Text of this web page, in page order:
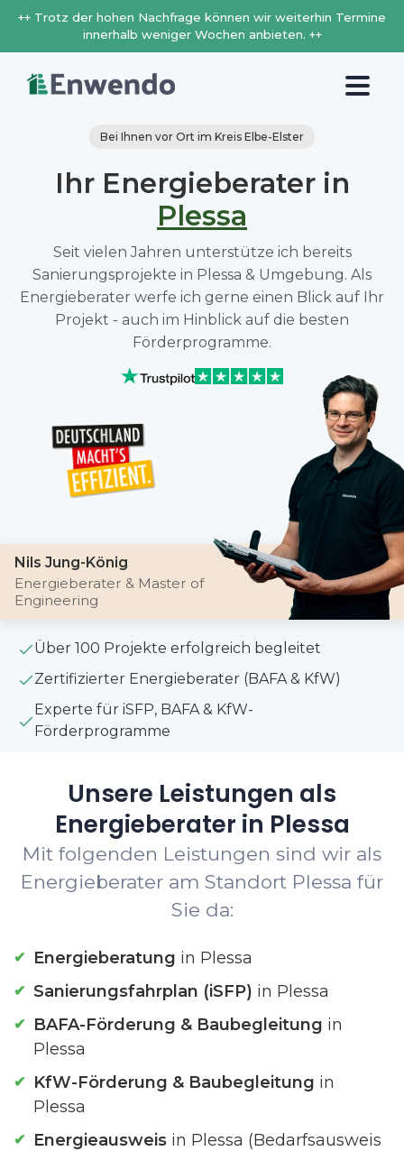
++ Trotz der hohen Nachfrage können wir weiterhin Termine
innerhalb weniger Wochen anbieten. ++
Bei Ihnen vor Ort im Kreis Elbe-Elster
Ihr Energieberater in
Plessa
Seit vielen Jahren unterstütze ich bereits
Sanierungsprojekte in Plessa & Umgebung. Als
Energieberater werfe ich gerne einen Blick auf Ihr
Projekt - auch im Hinblick auf die besten
Förderprogramme.
Nils Jung-König
Energieberater & Master of
Engineering
Über 100 Projekte erfolgreich begleitet
Zertifizierter Energieberater (BAFA & KfW)
Experte für iSFP, BAFA & KfW-
Förderprogramme
Unsere Leistungen als
Energieberater in Plessa
Mit folgenden Leistungen sind wir als
Energieberater am Standort Plessa für
Sie da:
Energieberatung in Plessa
Sanierungsfahrplan (iSFP) in Plessa
BAFA-Förderung & Baubegleitung in
Plessa
KfW-Förderung & Baubegleitung in
Plessa
Energieausweis in Plessa (Bedarfsausweis